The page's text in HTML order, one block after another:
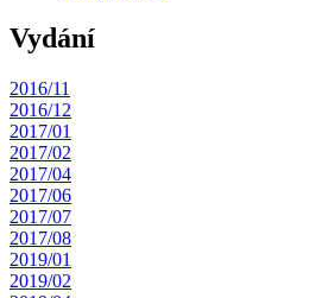
Vydání
2016/11
2016/12
2017/01
2017/02
2017/04
2017/06
2017/07
2017/08
2019/01
2019/02